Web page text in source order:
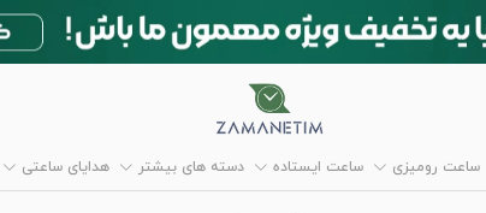
ساعت رومیزی ساعت ایستاده دسته های بیشتر هدایای ساعتی